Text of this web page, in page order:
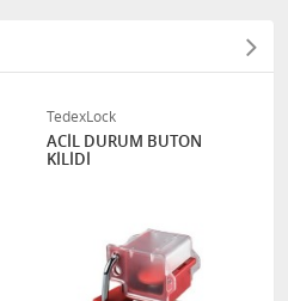
TedexLock
ACİL DURUM BUTON
KİLİDİ